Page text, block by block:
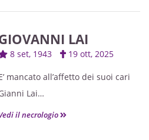
alle ore 8.45
LAI
8 set, 1943 19 ott, 2025
mancato all’affetto dei suoi cari
Lai
danno il triste annuncio la
il necrologio